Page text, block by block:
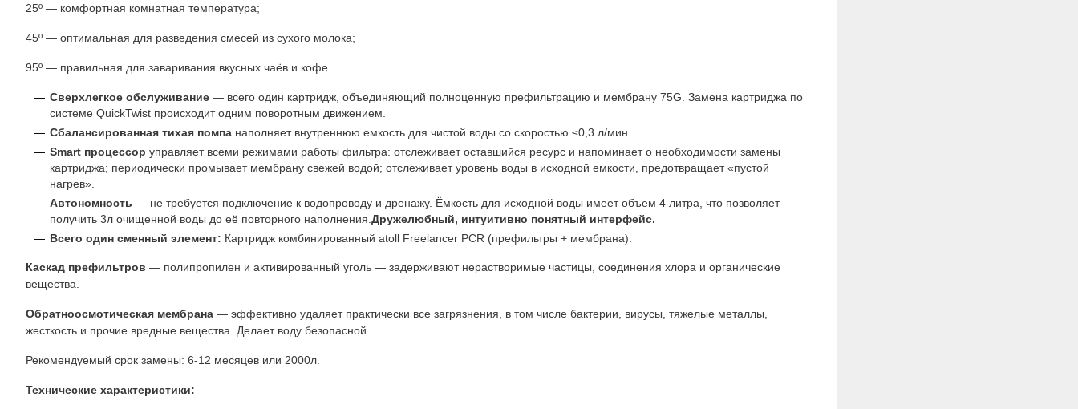
25º — комфортная комнатная температура;
45º — оптимальная для разведения смесей из сухого молока;
95º — правильная для заваривания вкусных чаёв и кофе.
Сверхлегкое обслуживание — всего один картридж, объединяющий полноценную префильтрацию и мембрану 75G. Замена картриджа по
системе QuickTwist происходит одним поворотным движением.
Сбалансированная тихая помпа наполняет внутреннюю емкость для чистой воды со скоростью ≤0,3 л/мин.
Smart процессор управляет всеми режимами работы фильтра: отслеживает оставшийся ресурс и напоминает о необходимости замены
картриджа; периодически промывает мембрану свежей водой; отслеживает уровень воды в исходной емкости, предотвращает «пустой
нагрев».
Автономность — не требуется подключение к водопроводу и дренажу. Ёмкость для исходной воды имеет объем 4 литра, что позволяет
получить 3л очищенной воды до её повторного наполнения. Дружелюбный, интуитивно понятный интерфейс.
Всего один сменный элемент: Картридж комбинированный atoll Freelancer PCR (префильтры + мембрана):
Каскад префильтров — полипропилен и активированный уголь — задерживают нерастворимые частицы, соединения хлора и органические
вещества.
Обратноосмотическая мембрана — эффективно удаляет практически все загрязнения, в том числе бактерии, вирусы, тяжелые металлы,
жесткость и прочие вредные вещества. Делает воду безопасной.
Рекомендуемый срок замены: 6-12 месяцев или 2000л.
Технические характеристики: